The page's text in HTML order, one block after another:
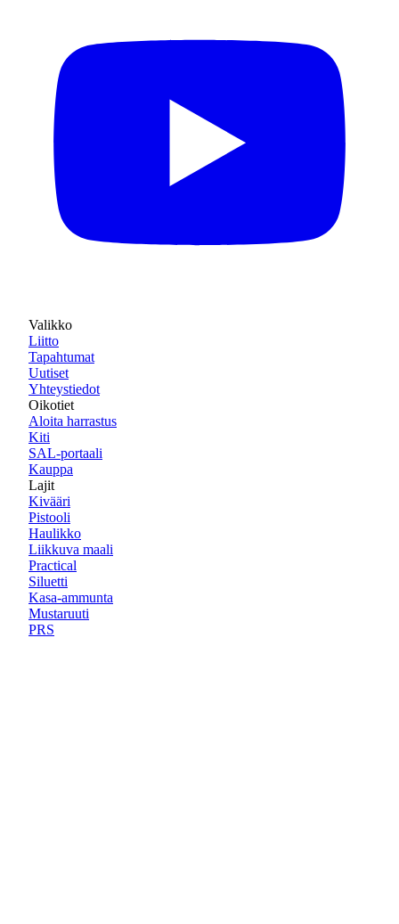
Valikko
Liitto
Tapahtumat
Uutiset
Yhteystiedot
Oikotiet
Aloita harrastus
Kiti
SAL-portaali
Kauppa
Lajit
Kivääri
Pistooli
Haulikko
Liikkuva maali
Practical
Siluetti
Kasa-ammunta
Mustaruuti
PRS